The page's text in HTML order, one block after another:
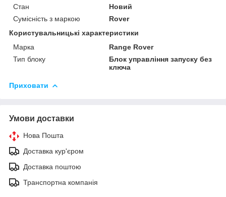
Стан
Новий
Сумісність з маркою
Rover
Користувальницькі характеристики
Марка
Range Rover
Тип блоку
Блок управління запуску без
ключа
Приховати
Умови доставки
Нова Пошта
Доставка кур'єром
Доставка поштою
Транспортна компанія